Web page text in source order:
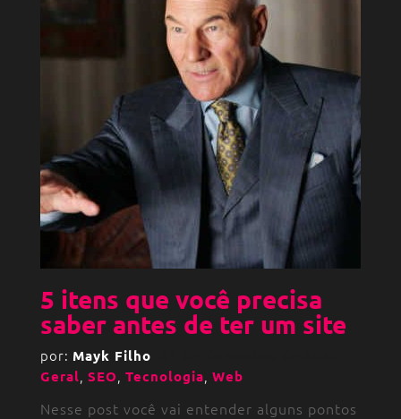
5 itens que você precisa
saber antes de ter um site
por: Mayk Filho
Geral SEO Tecnologia Web
Nesse post você vai entender alguns pontos